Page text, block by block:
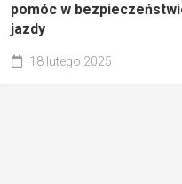
pomóc w
jazdy
18 lutego 2025